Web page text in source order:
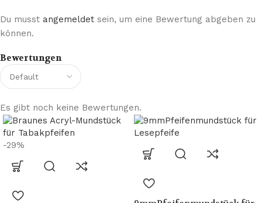
Bewertungen
Es gibt noch keine Bewertungen.
Du musst angemeldet sein, um eine Bewertung abgeben zu
können.
-29%